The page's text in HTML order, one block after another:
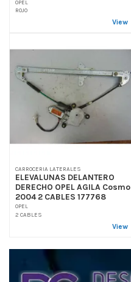
OPEL
ROJO
View
CARROCERIA LATERALES
ELEVALUNAS DELANTERO
DERECHO OPEL AGILA Cosmo
2004 2 CABLES 177768
OPEL
2 CABLES
View